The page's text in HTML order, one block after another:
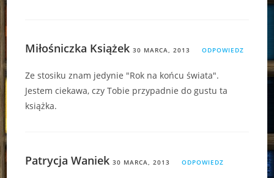
Miłośniczka Książek 30 MARCA, 2013 ODPOWIEDZ
Ze stosiku znam jedynie "Rok na końcu świata".
Jestem ciekawa, czy Tobie przypadnie do gustu ta
książka.
Patrycja Waniek 30 MARCA, 2013 ODPOWIEDZ